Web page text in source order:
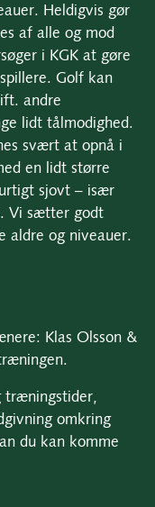
Heldigvis gør
af alle og mod
i KGK at gøre
Golf kan
andre
lidt tålmodighed.
svært at opnå i
en lidt større
sjovt – især
Vi sætter godt
aldre og niveauer.
Klas Olsson &
træningstider,
omkring
du kan komme